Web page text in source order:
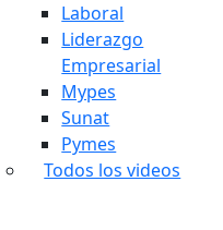
Laboral
Liderazgo
Empresarial
Mypes
Sunat
Pymes
Todos los videos